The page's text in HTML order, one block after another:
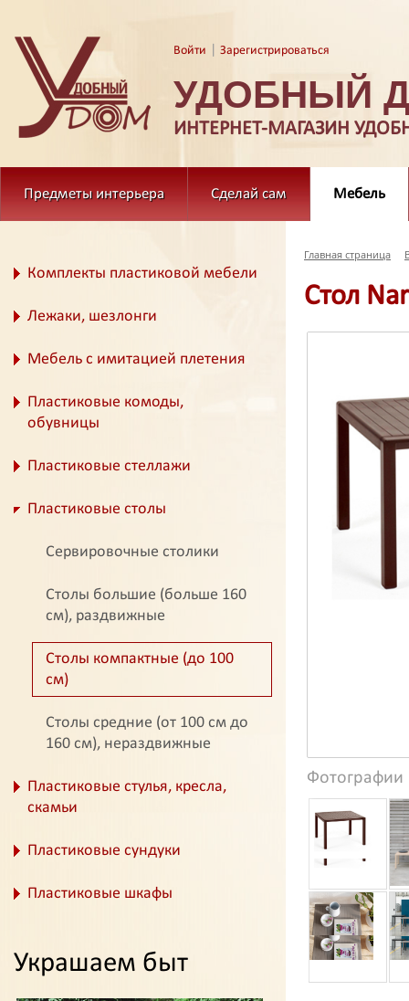
Войти Зарегистрироваться
УДОБНЫЙ
ИНТЕРНЕТ-МАГАЗИН
Предметы интерьера Сделай сам Мебель
Комплекты пластиковой мебели
Лежаки, шезлонги
Мебель с имитацией плетения
Пластиковые комоды,
обувницы
Пластиковые стеллажи
Пластиковые столы
Сервировочные столики
Столы большие (больше 160
см), раздвижные
Столы компактные (до 100
см)
Столы средние (от 100 см до
160 см), нераздвижные
Пластиковые стулья, кресла,
скамьи
Пластиковые сундуки
Пластиковые шкафы
Украшаем быт
Главная страница
Стол
Фотографии